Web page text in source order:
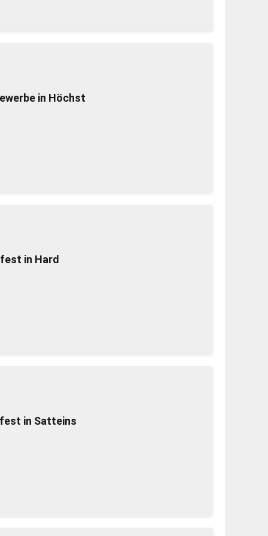
in Höchst
in Hard
in Satteins